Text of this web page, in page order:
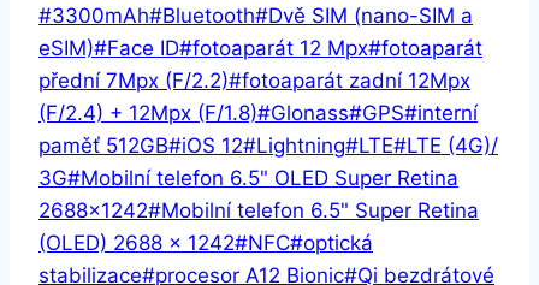
Štítky
příspěvků:
#3300mAh#Bluetooth#Dvě SIM (nano-SIM a
eSIM)#Face ID#fotoaparát 12 Mpx#fotoaparát
přední 7Mpx (F/2.2)#fotoaparát zadní 12Mpx
(F/2.4) + 12Mpx (F/1.8)#Glonass#GPS#interní
paměť 512GB#iOS 12#Lightning#LTE#LTE (4G)/
3G#Mobilní telefon 6.5" OLED Super Retina
2688x1242#Mobilní telefon 6.5" Super Retina
(OLED) 2688 x 1242#NFC#optická
stabilizace#procesor A12 Bionic#Qi bezdrátové